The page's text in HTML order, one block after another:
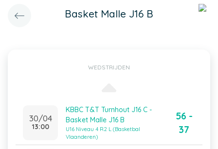
Basket Malle J16 B
WEDSTRIJDEN
30/04
13:00
KBBC T&T Turnhout J16 C -
Basket Malle J16 B
U16 Niveau 4 R2 L (Basketbal
Vlaanderen)
56 -
37